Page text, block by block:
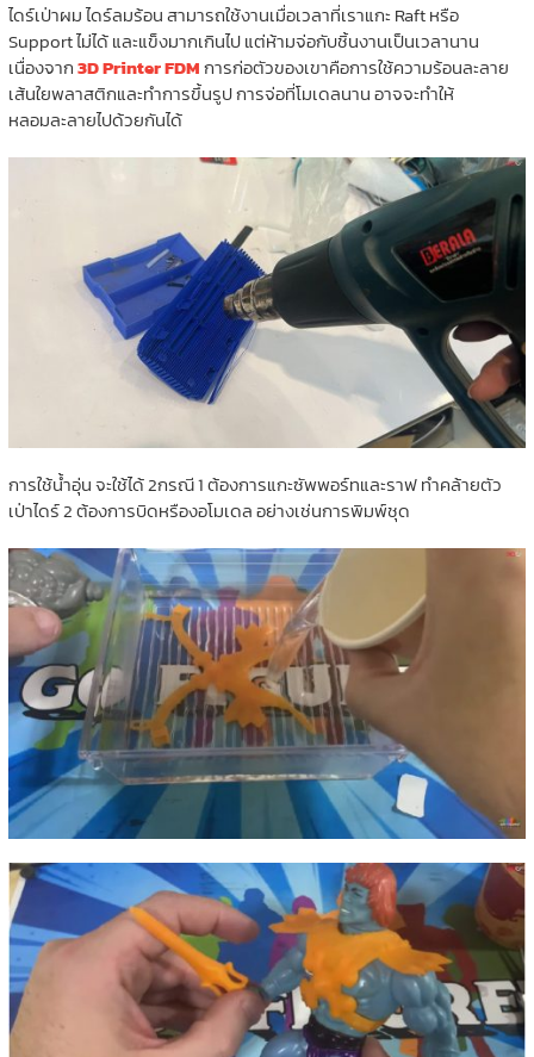
ไดร์เป่าผม ไดร์ลมร้อน สามารถใช้งานเมื่อเวลาที่เราแกะ Raft หรือ
Support ไม่ได้ และแข็งมากเกินไป แต่ห้ามจ่อกับชิ้นงานเป็นเวลานาน
เนื่องจาก3D Printer FDMการก่อตัวของเขาคือการใช้ความร้อนละลาย
เส้นใยพลาสติกและทำการขึ้นรูป การจ่อที่โมเดลนาน อาจจะทำให้
หลอมละลายไปด้วยกันได้
การใช้น้ำอุ่น จะใช้ได้ 2กรณี 1 ต้องการแกะซัพพอร์ทและราฟ ทำคล้ายตัว
เป่าไดร์ 2 ต้องการบิดหรืองอโมเดล อย่างเช่นการพิมพ์ชุด